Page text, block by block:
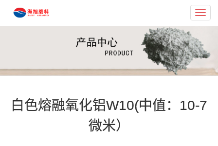
白色熔融氧化铝W10(中值：10-7
微米）